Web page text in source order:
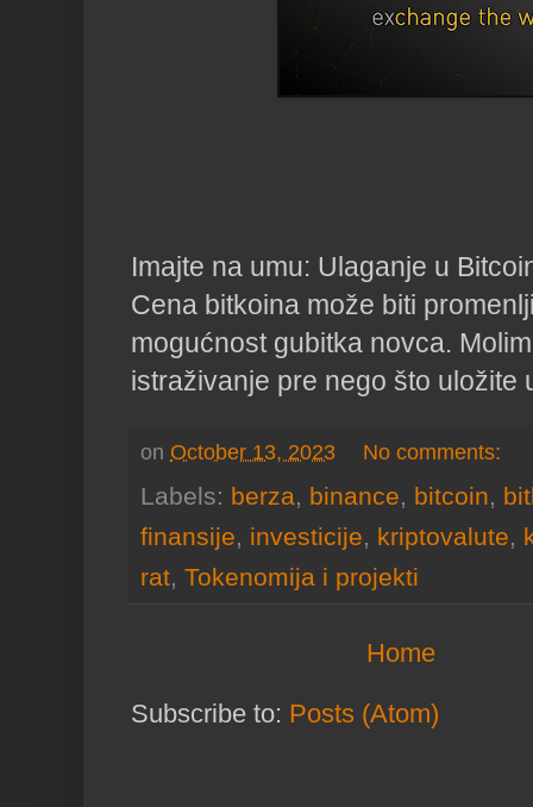
Imajte na umu: Ulaganje u
Cena bitkoina može biti
mogućnost gubitka novca.
istraživanje pre nego što uložite
on October 13, 2023 No comments:
Labels: berza, binance, bitcoin,
finansije, investicije, kriptovalute,
rat, Tokenomija i projekti
Home
Subscribe to: Posts (Atom)